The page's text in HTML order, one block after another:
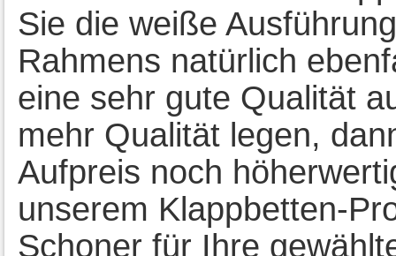
Sie die weiße
Rahmens natürlich
eine sehr gute Qualität
mehr Qualität legen,
Aufpreis noch
unserem Klappbetten-
Schoner für Ihre